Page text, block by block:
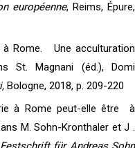
européenne, Reims, Épure,
à Rome. Une acculturation
St. Magnani (éd.), Domi
Bologne, 2018, p. 209-220
à Rome peut-elle être à
M. Sohn-Kronthaler et J .